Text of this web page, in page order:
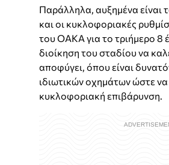
Παράλληλα, αυξημένα είναι
και οι κυκλοφοριακές
του ΟΑΚΑ για το τριήμερο 8
διοίκηση του σταδίου να
αποφύγει, όπου είναι
ιδιωτικών οχημάτων ώστε να
κυκλοφοριακή επιβάρυνση.